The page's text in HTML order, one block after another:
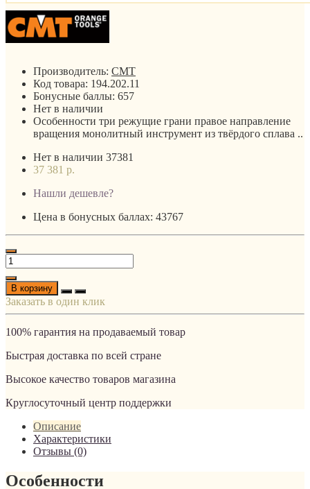
Производитель: CMT
Код товара: 194.202.11
Бонусные баллы: 657
Нет в наличии
Особенности три режущие грани правое направление
вращения монолитный инструмент из твёрдого сплава ..
Нет в наличии 37381
37 381 р.
Нашли дешевле?
Цена в бонусных баллах: 43767
В корзину
Заказать в один клик
100% гарантия на продаваемый товар
Быстрая доставка по всей стране
Высокое качество товаров магазина
Круглосуточный центр поддержки
Описание
Характеристики
Отзывы (0)
Особенности